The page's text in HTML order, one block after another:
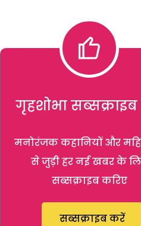
गृहशोभा
मनोरंजक कहानियों और
से जुड़ी हर नई खबर के
सब्सक्राइब करिए
सब्सक्राइब करें